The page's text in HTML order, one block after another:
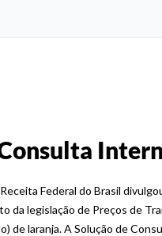
Federal do Brasil
da legislação de Preços de
de laranja. A Solução de